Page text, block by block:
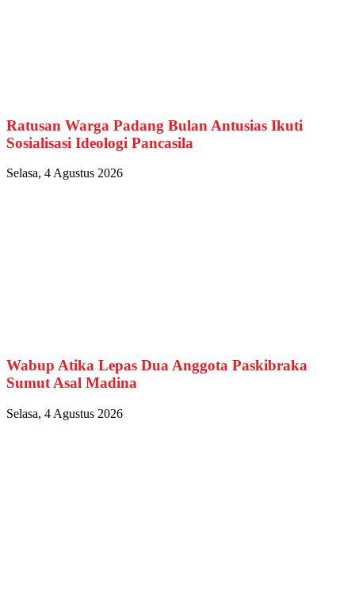
Ratusan Warga Padang Bulan Antusias Ikuti
Sosialisasi Ideologi Pancasila
Selasa, 4 Agustus 2026
Wabup Atika Lepas Dua Anggota Paskibraka
Sumut Asal Madina
Selasa, 4 Agustus 2026